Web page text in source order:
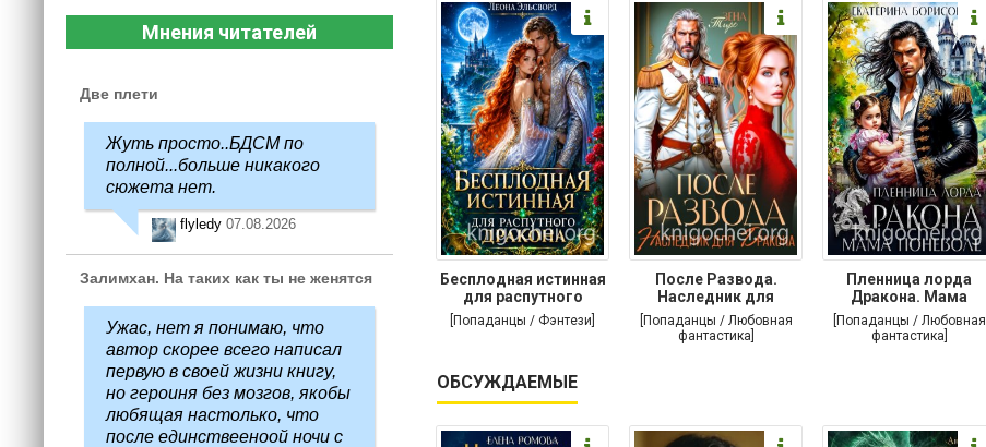
Бесплодная истинная
для распутного
дракона
[Попаданцы / Фэнтези]
После Развода.
Наследник для
дракона
[Попаданцы / Любовная
фантастика]
Пленница лорда
Дракона. Мама
поневоле
[Попаданцы / Любовная
фантастика]
ОБСУЖДАЕМЫЕ
Мнения читателей
Две плети
Жуть просто..БДСМ по
полной...больше никакого
сюжета нет.
flyledy 07.08.2026
Залимхан. На таких как ты не женятся
Ужас, нет я понимаю, что
автор скорее всего написал
первую в своей жизни книгу,
но героиня без мозгов, якобы
любящая настолько, что
после единствееноой ночи с